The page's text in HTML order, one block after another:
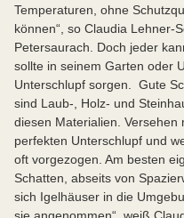
Temperaturen, ohne
können“, so Claudia Lehner-
Petersaurach. Doch jeder
sollte in seinem Garten oder
Unterschlupf sorgen. Gute
sind Laub-, Holz- und
diesen Materialien. Versehen
perfekten Unterschlupf und
oft vorgezogen. Am besten
Schatten, abseits von
sich Igelhäuser in die